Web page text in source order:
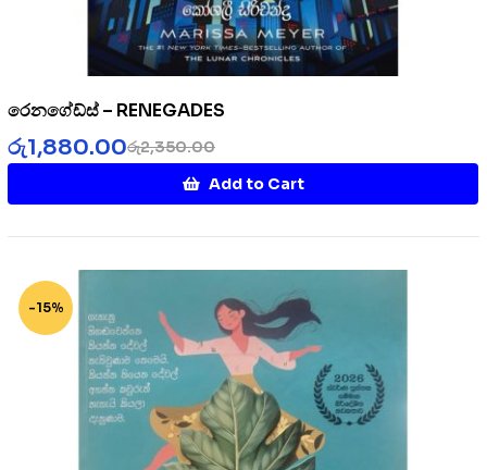
රෙනගේඩ්ස් – RENEGADES
රු2,350.00
රු1,880.00
Add to Cart
-15%